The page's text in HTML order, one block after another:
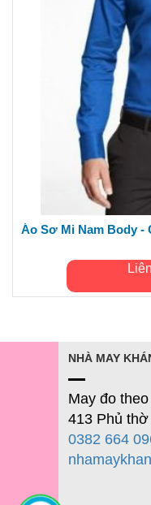
Áo Sơ Mi Nam Body -
NHÀ MAY
May đo
413 Phủ
0382 664